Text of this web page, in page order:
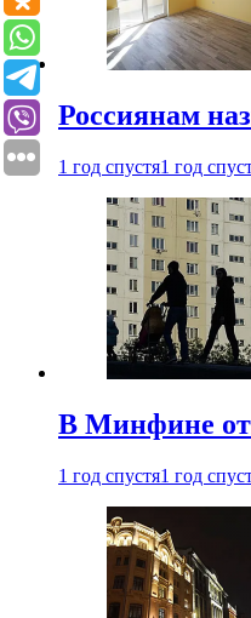
Россиянам
1 год спустя1 год
В Минфине
1 год спустя1 год